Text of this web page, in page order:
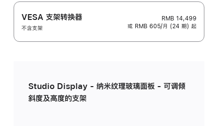
VESA 支架转换器
不含支架
RMB 14,499
或 RMB 605/月 (24 期) 起
Studio Display - 纳米纹理玻璃面板 - 可调倾
斜度及高度的支架